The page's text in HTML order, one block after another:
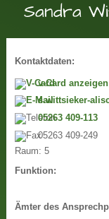
Sandra
Kontaktdaten:
v-Card anzeigen
s.wittsieker-
05263 409-113
05263 409-249
Raum:5
Funktion:
Ämter des